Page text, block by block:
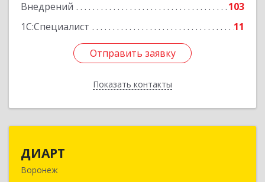
Внедрений
103
1С:Специалист
11
Отправить заявку
Показать контакты
Отправить заявку
Назад
ДИАРТ
Воронеж